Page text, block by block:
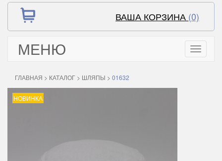
ВАША КОРЗИНА (0)
МЕНЮ
Toggle
ГЛАВНАЯ > КАТАЛОГ > ШЛЯПЫ > 01632
НОВИНКА